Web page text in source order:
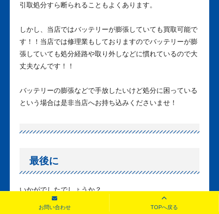
引取処分すら断られることもよくあります。
しかし、当店ではバッテリーが膨張していても買取可能で
す！！当店では修理業もしておりますのでバッテリーが膨
張していても処分経路や取り外しなどに慣れているので大
丈夫なんです！！
バッテリーの膨張などで手放したいけど処分に困っている
という場合は是非当店へお持ち込みくださいませ！
最後に
いかがでしたでしょうか？
お問い合わせ TOPへ戻る